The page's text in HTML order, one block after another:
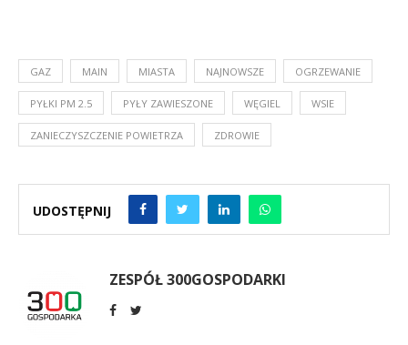
GAZ MAIN MIASTA NAJNOWSZE OGRZEWANIE
PYŁKI PM 2.5 PYŁY ZAWIESZONE WĘGIEL WSIE
ZANIECZYSZCZENIE POWIETRZA ZDROWIE
UDOSTĘPNIJ
ZESPÓŁ 300GOSPODARKI